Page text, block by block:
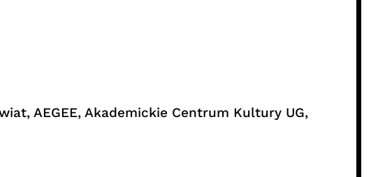
AEGEE, Akademickie Centrum Kultury UG,